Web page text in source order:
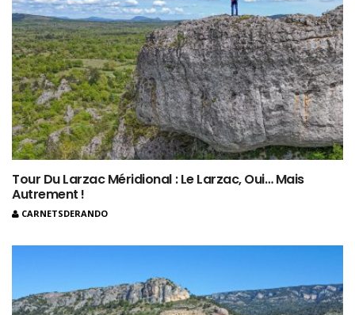
Tour Du Larzac Méridional : Le Larzac, Oui… Mais
Autrement !
CARNETSDERANDO